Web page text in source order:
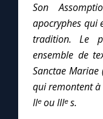
Le site internet
Questions-
Prier au quotidien
Son
apocryphes qui
tradition. Le
ensemble de
Sanctae Mariae
qui remontent
IIᵉ ou IIIᵉ s.